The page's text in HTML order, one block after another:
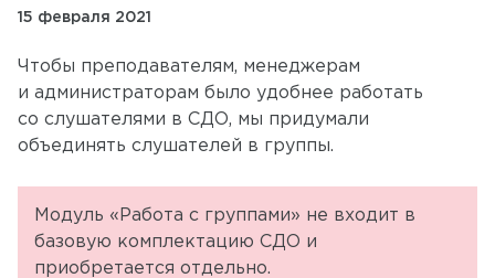
15 февраля 2021
Чтобы преподавателям, менеджерам
и администраторам было удобнее работать
со слушателями в СДО, мы придумали
объединять слушателей в группы.
Модуль «Работа с группами» не входит в
базовую комплектацию СДО и
приобретается отдельно.